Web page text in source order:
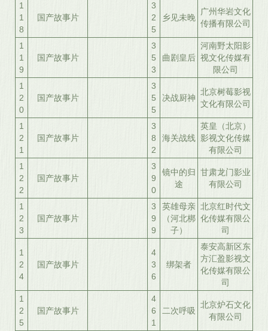
1
1
8
国产故事片
3
2
5
乡见未晚
广州华岩文化
传播有限公司
1
1
9
国产故事片
3
5
3
曲剧皇后
河南野太阳影
视文化传媒有
限公司
1
2
0
国产故事片
3
5
5
决战厨神
北京树莓影视
文化有限公司
1
2
1
国产故事片
3
8
2
海关战线
英皇（北京）
影视文化传媒
有限公司
1
2
2
国产故事片
3
9
0
镜中的归
途
甘肃龙门影业
有限公司
1
2
3
国产故事片
3
9
9
英雄母亲
（河北梆
子）
北京红时代文
化传媒有限公
司
1
2
4
国产故事片
4
3
6
绑架者
泰安高新区东
方汇盈影视文
化传媒有限公
司
1
2
5
国产故事片
4
6
1
二次呼吸
北京炉石文化
有限公司